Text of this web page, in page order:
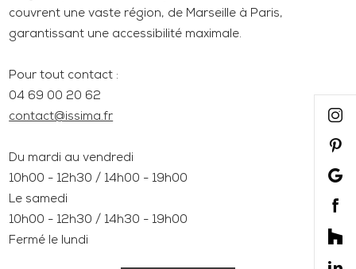
couvrent une vaste région, de Marseille à Paris,
garantissant une accessibilité maximale.
Pour tout contact :
04 69 00 20 62
contact@issima.fr
Du mardi au vendredi
10h00 - 12h30 / 14h00 - 19h00
Le samedi
10h00 - 12h30 / 14h30 - 19h00
Fermé le lundi